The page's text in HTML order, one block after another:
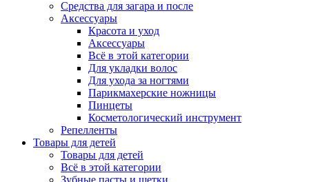
Средства для загара и после
Аксессуары
Красота и уход
Аксессуары
Всё в этой категории
Для укладки волос
Для ухода за ногтями
Парикмахерские ножницы
Пинцеты
Косметологический инструмент
Репелленты
Товары для детей
Товары для детей
Всё в этой категории
Зубные пасты и щетки